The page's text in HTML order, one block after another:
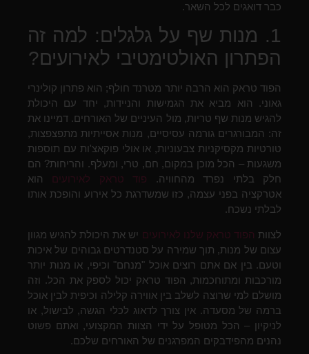
כבר דואגים לכל השאר.
1. מנות שף על גלגלים: למה זה
הפתרון האולטימטיבי לאירועים?
הפוד טראק הוא הרבה יותר מטרנד חולף; הוא פתרון קולינרי
גאוני. הוא מביא את הגמישות והניידות, יחד עם היכולת
להגיש מנות שף טריות, מול העיניים של האורחים. דמיינו את
זה: המבורגרים גורמה עסיסיים, מנות אסייתיות מתפצפצות,
טורטיות מקסיקניות צבעוניות, או אולי פוקאצ'ות עם תוספות
משגעות – הכל מוכן במקום, חם, טרי, ומעלף. והריחות? הם
חלק בלתי נפרד מהחוויה. פוד טראק לאירועים הוא
אטרקציה בפני עצמה, כזו שמשדרגת כל אירוע והופכת אותו
לבלתי נשכח.
לצוות הפוד טראק שלנו לאירועים יש את היכולת להגיש מגוון
עצום של מנות, תוך שמירה על סטנדרטים גבוהים של איכות
וטעם. בין אם אתם רוצים אוכל "מנחם" וכיפי, או מנות יותר
מורכבות ומתוחכמות, הפוד טראק יכול לספק את הכל. וזה
מושלם למי שרוצה לשלב בין אווירה קלילה וכיפית לבין אוכל
ברמה של מסעדה. אין צורך לדאוג לכלי הגשה, לבישול, או
לניקיון – הכל מטופל על ידי הצוות המקצועי, ואתם פשוט
נהנים מהפידבקים המפרגנים של האורחים שלכם.